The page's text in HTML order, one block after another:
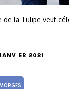
de la Tulipe veut
2021
MORGES